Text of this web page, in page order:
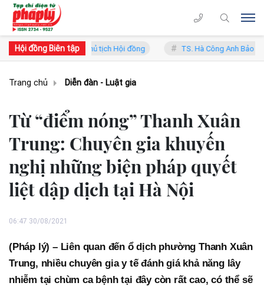
Hội đồng Biên tập
Lý - Phó Chủ tịch Hội đồng TS. Hà Công Anh Bảo - Phó Chủ tịch
Trang chủ Diễn đàn - Luật gia
Từ “điểm nóng” Thanh Xuân
Trung: Chuyên gia khuyến
nghị những biện pháp quyết
liệt dập dịch tại Hà Nội
06:47 30/08/2021
(Pháp lý) – Liên quan đến ổ dịch phường Thanh Xuân
Trung, nhiều chuyên gia y tế đánh giá khả năng lây
nhiễm tại chùm ca bệnh tại đây còn rất cao, có thể sẽ